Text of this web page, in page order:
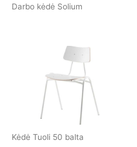
Darbo kėdė Solium
Kėdė Tuoli 50 balta